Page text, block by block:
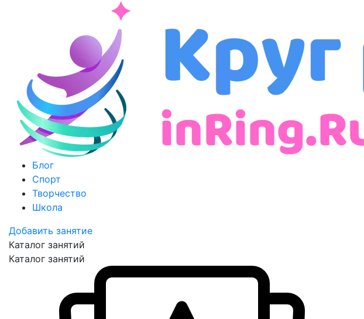
Блог
Спорт
Творчество
Школа
Добавить занятие
Каталог занятий
Каталог занятий